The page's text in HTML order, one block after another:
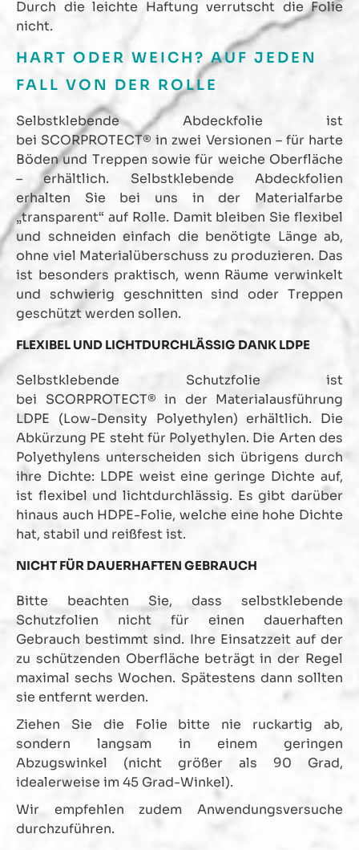
Durch die leichte Haftung verrutscht die Folie
nicht.
HART ODER WEICH? AUF JEDEN
FALL VON DER ROLLE
Selbstklebende Abdeckfolie ist
bei SCORPROTECT® in zwei Versionen – für harte
Böden und Treppen sowie für weiche Oberfläche
– erhältlich. Selbstklebende Abdeckfolien
erhalten Sie bei uns in der Materialfarbe
„transparent“ auf Rolle. Damit bleiben Sie flexibel
und schneiden einfach die benötigte Länge ab,
ohne viel Materialüberschuss zu produzieren. Das
ist besonders praktisch, wenn Räume verwinkelt
und schwierig geschnitten sind oder Treppen
geschützt werden sollen.
FLEXIBEL UND LICHTDURCHLÄSSIG DANK LDPE
Selbstklebende Schutzfolie ist
bei SCORPROTECT® in der Materialausführung
LDPE (Low-Density Polyethylen) erhältlich. Die
Abkürzung PE steht für Polyethylen. Die Arten des
Polyethylens unterscheiden sich übrigens durch
ihre Dichte: LDPE weist eine geringe Dichte auf,
ist flexibel und lichtdurchlässig. Es gibt darüber
hinaus auch HDPE-Folie, welche eine hohe Dichte
hat, stabil und reißfest ist.
NICHT FÜR DAUERHAFTEN GEBRAUCH
Bitte beachten Sie, dass selbstklebende
Schutzfolien nicht für einen dauerhaften
Gebrauch bestimmt sind. Ihre Einsatzzeit auf der
zu schützenden Oberfläche beträgt in der Regel
maximal sechs Wochen. Spätestens dann sollten
sie entfernt werden.
Ziehen Sie die Folie bitte nie ruckartig ab,
sondern langsam in einem geringen
Abzugswinkel (nicht größer als 90 Grad,
idealerweise im 45 Grad-Winkel).
Wir empfehlen zudem Anwendungsversuche
durchzuführen.